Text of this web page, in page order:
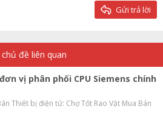
Gửi trả lời
đề liên quan
vị phân phối CPU Siemens chính
Thiết bị điện tử: Chợ Tốt Rao Vặt Mua Bán